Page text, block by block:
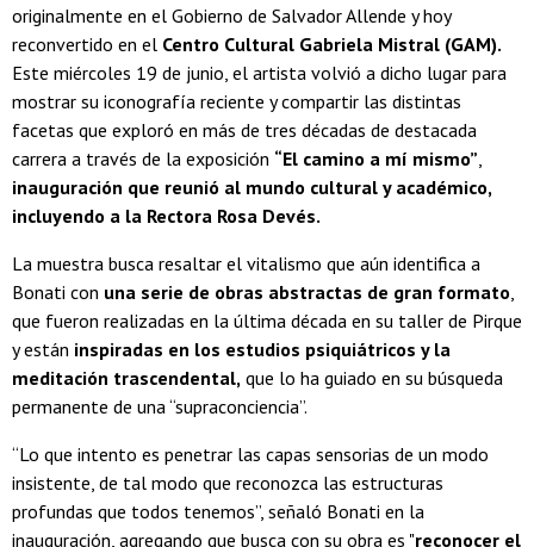
originalmente en el Gobierno de Salvador Allende y hoy
reconvertido en el Centro Cultural Gabriela Mistral (GAM).
Este miércoles 19 de junio, el artista volvió a dicho lugar para
mostrar su iconografía reciente y compartir las distintas
facetas que exploró en más de tres décadas de destacada
carrera a través de la exposición “El camino a mí mismo”
inauguración que reunió al mundo cultural y académico,
incluyendo a la Rectora Rosa Devés.
La muestra busca resaltar el vitalismo que aún identifica a
Bonati con una serie de obras abstractas de gran formato
que fueron realizadas en la última década en su taller de Pirque
y están inspiradas en los estudios psiquiátricos y la
meditación trascendental, que lo ha guiado en su búsqueda
permanente de una “supraconciencia”.
“Lo que intento es penetrar las capas sensorias de un modo
insistente, de tal modo que reconozca las estructuras
profundas que todos tenemos”, señaló Bonati en la
inauguración, agregando que busca con su obra es "reconocer el